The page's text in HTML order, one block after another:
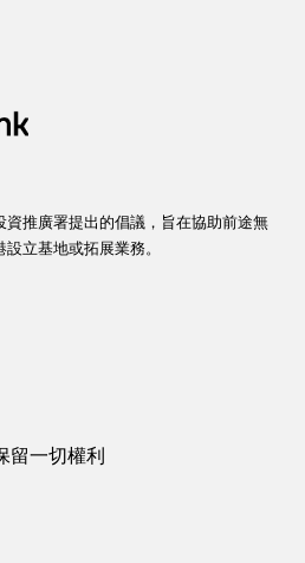
推廣署提出的倡議，旨在協助前途無
立基地或拓展業務。
留一切權利